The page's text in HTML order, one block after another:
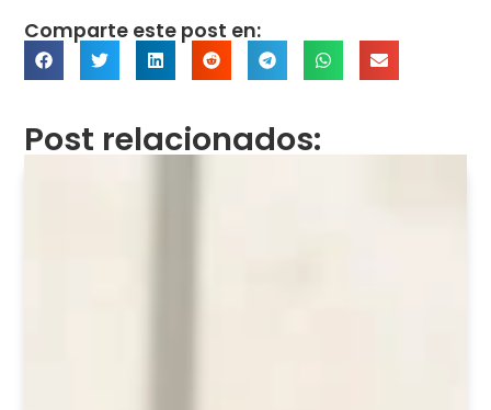
Comparte este post en:
Post relacionados: